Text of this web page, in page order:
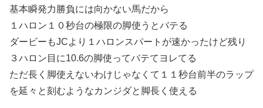
基本瞬発力勝負には向かない馬だから
１ハロン１０秒台の極限の脚使うとバテる
ダービーもJCより１ハロンスパートが速かったけど残り
３ハロン目に10.6の脚使ってバテてヨレてる
ただ長く脚使えないわけじゃなくて１１秒台前半のラップ
を延々と刻むようなカンジダと脚長く使える